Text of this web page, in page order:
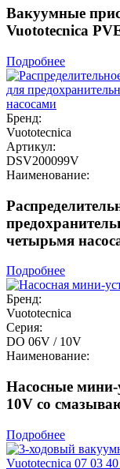
Вакуумные
Vuototecnica
Подробнее
Бренд:
Vuototecnica
Артикул:
DSV200099V
Наименование:
четырьмя
Подробнее
Бренд:
Vuototecnica
Серия:
DO 06V / 10V
Наименование:
Насосные мини-
10V со
Подробнее